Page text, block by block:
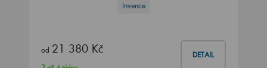
Invence
od 21 380 Kč DETAIL